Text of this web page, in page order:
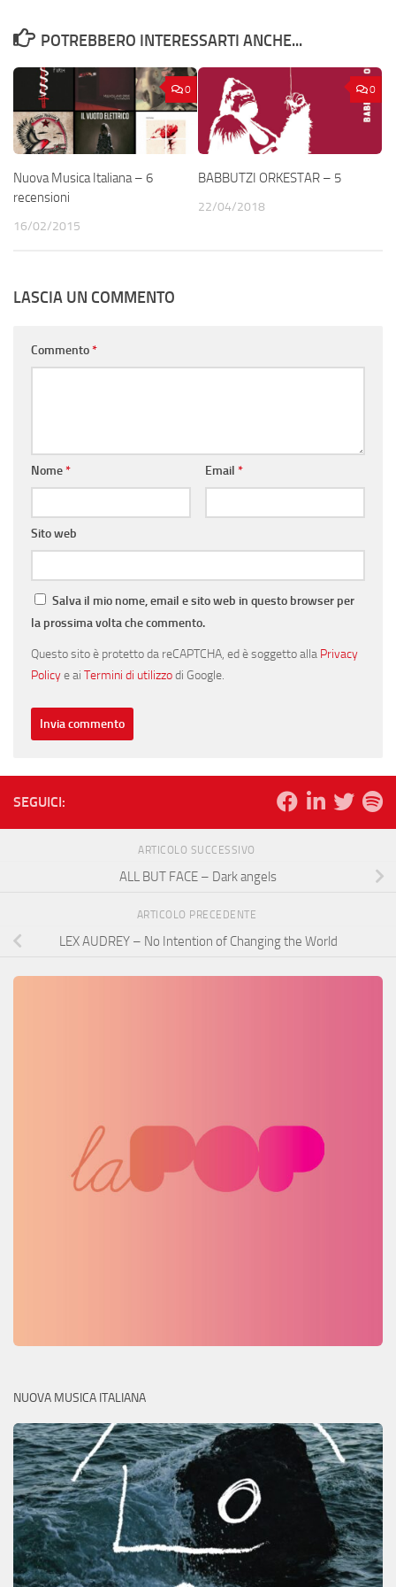
POTREBBERO INTERESSARTI ANCHE...
0
Nuova Musica Italiana – 6
recensioni
16/02/2015
0
BABBUTZI ORKESTAR – 5
22/04/2018
LASCIA UN COMMENTO
Commento*
Nome* Email *
Sito web
Salva il mio nome, email e sito web in questo browser per
la prossima volta che commento.
Questo sito è protetto da reCAPTCHA, ed è soggetto alla Privacy
Policye ai Termini di utilizzodi Google.
SEGUICI:
ARTICOLO SUCCESSIVO
ALL BUT FACE – Dark angels
ARTICOLO PRECEDENTE
LEX AUDREY – No Intention of Changing the World
NUOVA MUSICA ITALIANA